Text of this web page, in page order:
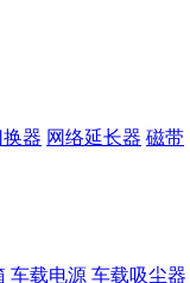
器 网络延长器 磁带
车载电源 车载吸尘器